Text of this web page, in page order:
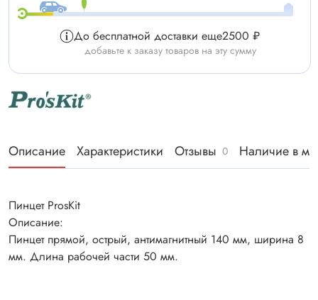
До бесплатной доставки еще2500 ₽
добавьте к заказу товаров на эту сумму
Описание Характеристики Отзывы 0 Наличие в
Пинцет ProsKit
Описание:
Пинцет прямой, острый, антимагнитный 140 мм, ширина 8
мм. Длина рабочей части 50 мм.